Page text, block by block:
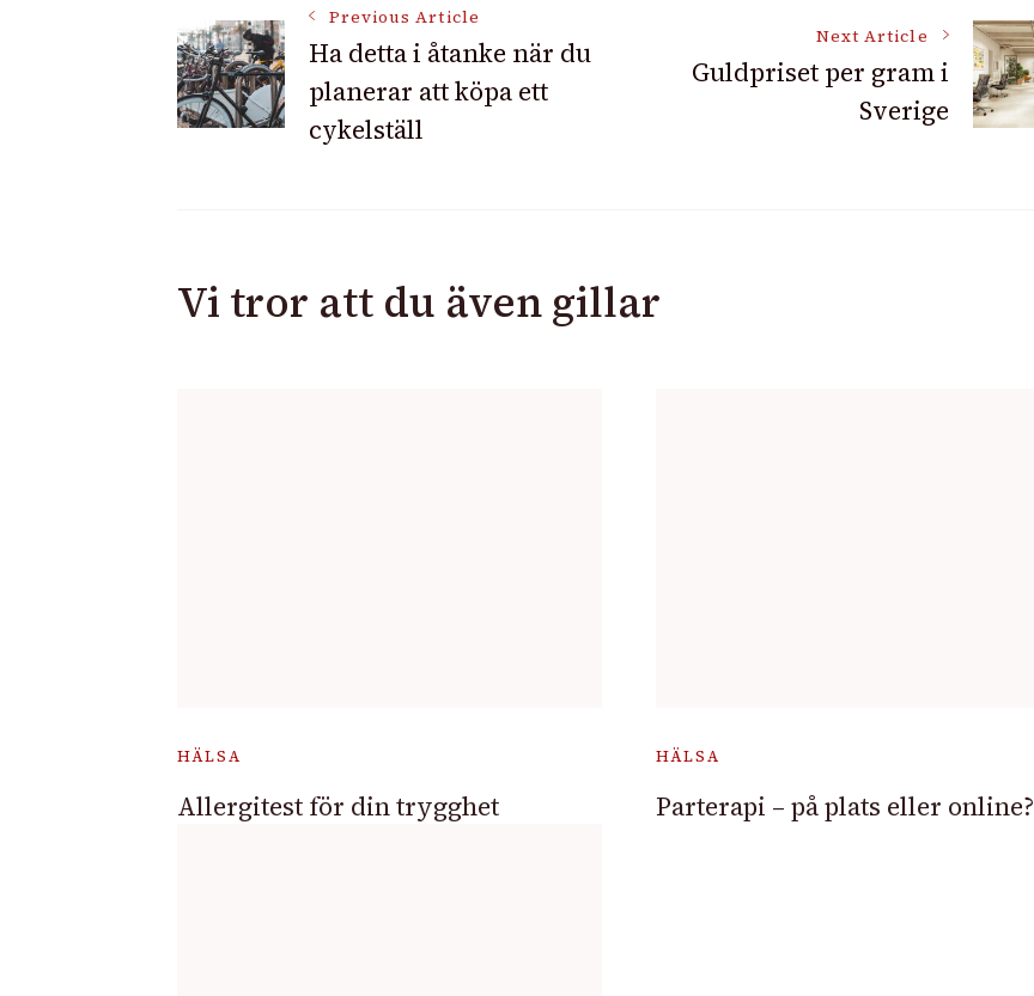
Post
Navigation
Previous Article
Ha detta i åtanke när du
planerar att köpa ett
cykelställ
Next Article
Guldpriset per gram i
Sverige
Vi tror att du även gillar
HÄLSA
Allergitest för din trygghet
HÄLSA
Parterapi – på plats eller online?